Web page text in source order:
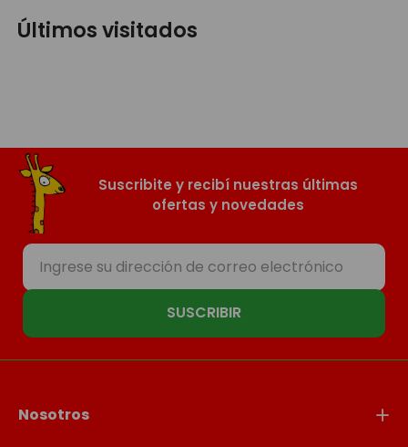
Últimos visitados
Suscribite y recibí nuestras últimas
ofertas y novedades
SUSCRIBIR
Nosotros